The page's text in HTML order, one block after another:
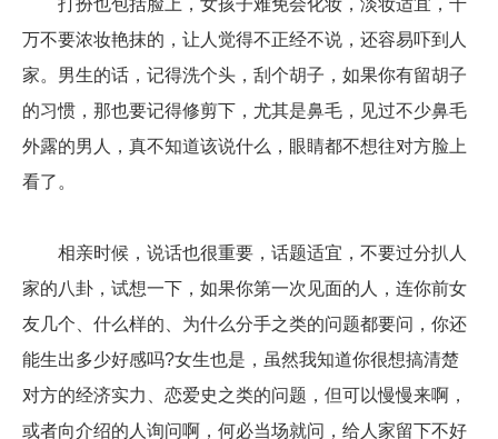
打扮也包括脸上，女孩子难免会化妆，淡妆适宜，千
万不要浓妆艳抹的，让人觉得不正经不说，还容易吓到人
家。男生的话，记得洗个头，刮个胡子，如果你有留胡子
的习惯，那也要记得修剪下，尤其是鼻毛，见过不少鼻毛
外露的男人，真不知道该说什么，眼睛都不想往对方脸上
看了。
相亲时候，说话也很重要，话题适宜，不要过分扒人
家的八卦，试想一下，如果你第一次见面的人，连你前女
友几个、什么样的、为什么分手之类的问题都要问，你还
能生出多少好感吗?女生也是，虽然我知道你很想搞清楚
对方的经济实力、恋爱史之类的问题，但可以慢慢来啊，
或者向介绍的人询问啊，何必当场就问，给人家留下不好